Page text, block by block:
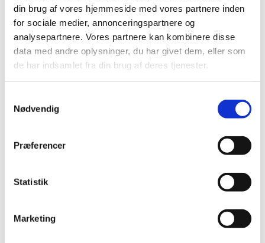
din brug af vores hjemmeside med vores partnere inden
for sociale medier, annonceringspartnere og
analysepartnere. Vores partnere kan kombinere disse
data med andre oplysninger, du har givet dem, eller som
de har indsamlet fra din brug af deres tjenester.
Nødvendig
Præferencer
Statistik
Marketing
2019 (39)
2018 (40)
december (4)
november (1)
oktober (4)
september (5)
juli (4)
maj (4)
marts (5)
2017 (31)